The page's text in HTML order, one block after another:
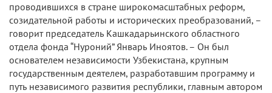
проводившихся в стране широкомасштабных реформ,
созидательной работы и исторических преобразований, –
говорит председатель Кашкадарьинского областного
отдела фонда “Нуроний” Январь Иноятов. – Он был
основателем независимости Узбекистана, крупным
государственным деятелем, разработавшим программу и
путь независимого развития республики, главным автором